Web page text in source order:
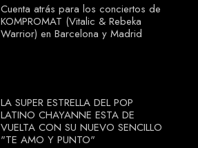
Cuenta atrás para los conciertos de
KOMPROMAT (Vitalic & Rebeka
Warrior) en Barcelona y Madrid
LA SUPER ESTRELLA DEL POP
LATINO CHAYANNE ESTA DE
VUELTA CON SU NUEVO SENCILLO
"TE AMO Y PUNTO"